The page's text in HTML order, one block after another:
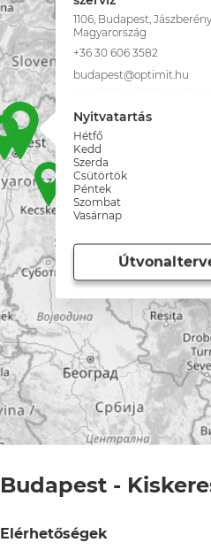
1106, Budapest,
Magyarország
+36 30 606 3582
budapest@optimit.hu
Nyitvatartás
Hétfő
Kedd
Szerda
Csütörtök
Péntek
Szombat
Vasárnap
Budapest -
Elérhetőségek